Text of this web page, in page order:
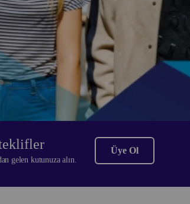
çalışmayı dört gözle bekliyoruz
gelen kutunuza alın.
Üye Ol